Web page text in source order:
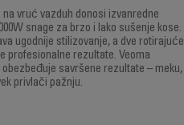
vruć vazduh donosi izvanredne
snage za brzo i lako sušenje kose.
ugodnije stilizovanje, a dve rotirajuće
profesionalne rezultate. Veoma
savršene rezultate – meku,
privlači pažnju.